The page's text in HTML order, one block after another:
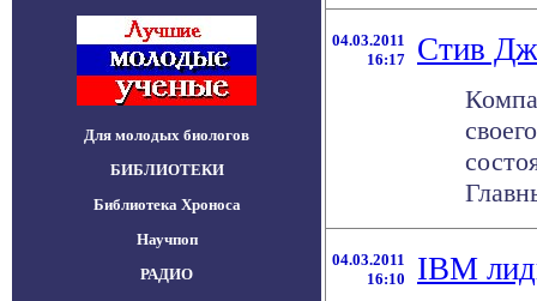
Для молодых биологов
БИБЛИОТЕКИ
Библиотека Хроноса
Научпоп
РАДИО
04.03.2011
16:17
Стив
04.03.2011
16:10
IBM